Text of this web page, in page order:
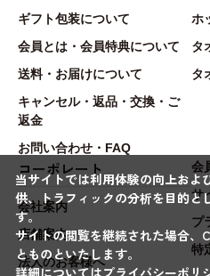
ギフト包装について
会員とは・会員特典について
送料・お届けについて
キャンセル・返品・交換・ご
返金
お問い合わせ・FAQ
ホ
タ
タ
コーポレート
会社案内
店舗案内
法人のお客様へ
会
サ
プ
特
当サイトでは利用体験の向上およ
供、トラフィックの分析を目的と
す。
サイトの閲覧を継続された場合、
とものといたします。